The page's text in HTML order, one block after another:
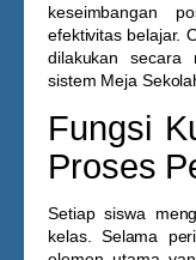
keseimbangan
efektivitas belajar.
dilakukan secara
sistem Meja
Fungsi
Proses
Setiap siswa
kelas. Selama